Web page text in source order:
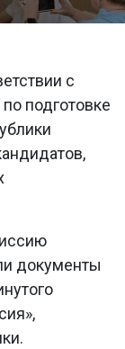
с
подготовке
документы